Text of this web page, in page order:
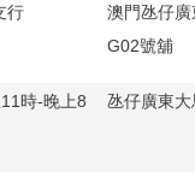
行
澳門氹仔
G02號舖
時-晚上8
氹仔廣東